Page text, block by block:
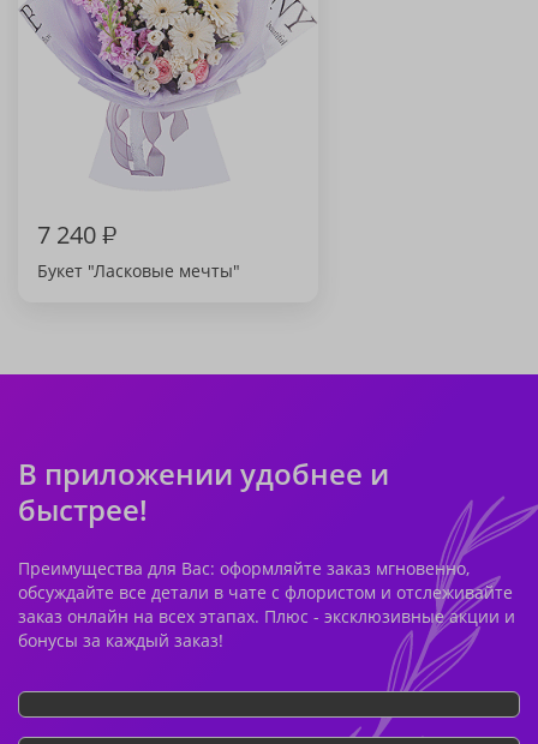
7 240₽
Букет "Ласковые мечты"
В приложении удобнее и
быстрее!
Преимущества для Вас: оформляйте заказ мгновенно,
обсуждайте все детали в чате с флористом и отслеживайте
заказ онлайн на всех этапах. Плюс - эксклюзивные акции и
бонусы за каждый заказ!